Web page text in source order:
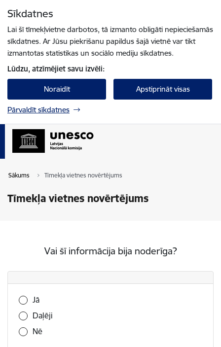
Sīkdatnes
Lai šī tīmekļvietne darbotos, tā izmanto obligāti nepieciešamās
sīkdatnes. Ar Jūsu piekrišanu papildus šajā vietnē var tikt
izmantotas statistikas un sociālo mediju sīkdatnes.
Lūdzu, atzīmējiet savu izvēli:
Noraidīt Apstiprināt visas
Pārvaldīt sīkdatnes
Sākums Tīmekļa vietnes novērtējums
Tīmekļa vietnes novērtējums
Vai šī informācija bija noderīga?
Vai šī informācija bija noderīga?
Jā
Daļēji
Nē